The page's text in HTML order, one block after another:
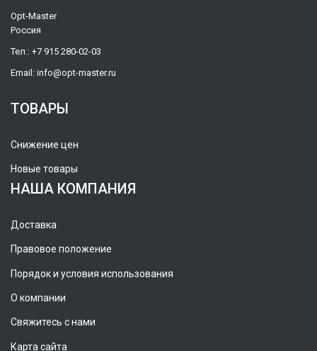
Opt-Master
Россия
Тел.: +7 915 280-02-03
Email: info@opt-master.ru
ТОВАРЫ
Снижение цен
Новые товары
НАША КОМПАНИЯ
Доставка
Правовое положение
Порядок и условия использования
О компании
Свяжитесь с нами
Карта сайта